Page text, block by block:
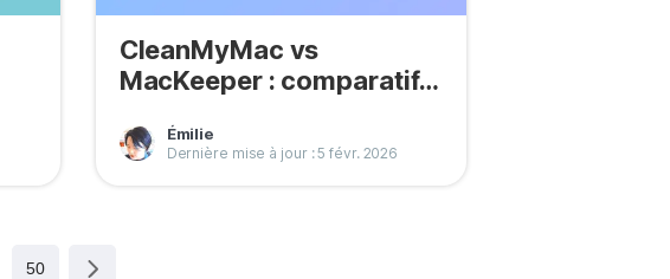
CleanMyMac vs
MacKeeper : comparatif
Émilie
Dernière mise à jour : 5 févr. 2026
50